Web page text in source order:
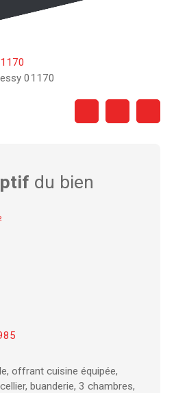
01170
du bien
offrant cuisine équipée,
buanderie, 3 chambres,